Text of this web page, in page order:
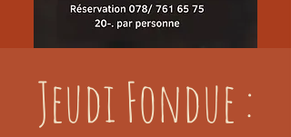
Jeudi Fondue :